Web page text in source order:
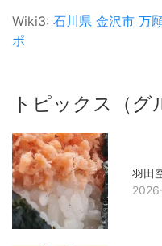
Wiki3: 石川県 金沢市 万
ポ
トピックス（グ
羽田